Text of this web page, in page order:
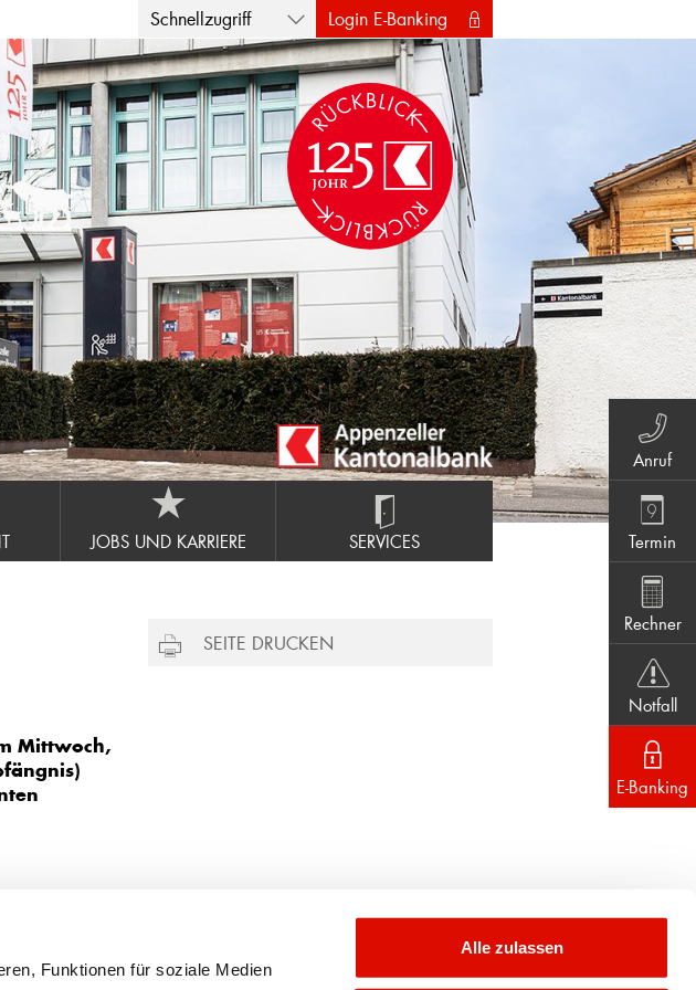
Funktionen für soziale Medien
Alle zulassen
Schnellzugriff Login E-Banking
JOBS UND KARRIERE SERVICES
Mittwoch,
SEITE DRUCKEN
Anruf
Termin
Rechner
Notfall
E-Banking